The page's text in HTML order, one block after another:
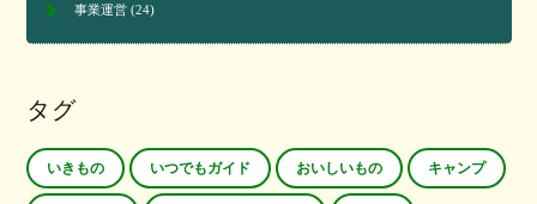
事業運営(24)
タグ
いきもの いつでもガイド おいしいもの キャンプ